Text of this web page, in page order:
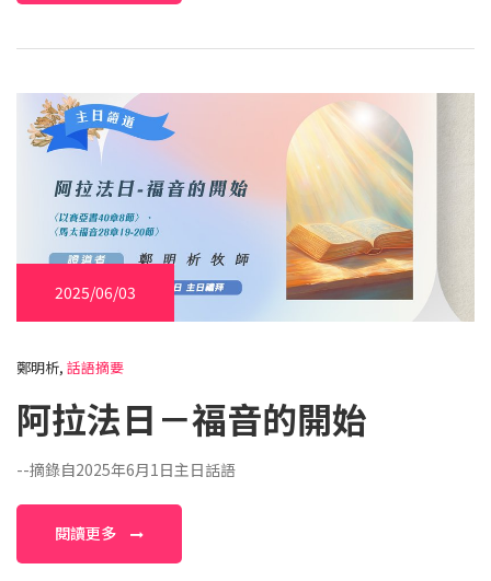
2025/06/03
鄭明析, 話語摘要
阿拉法日－福音的開始
--摘錄自2025年6月1日主日話語
閱讀更多